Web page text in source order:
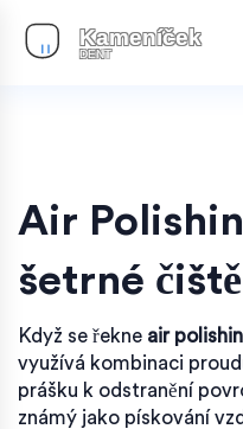
Air
šetrné
Když se řekne air
využívá kombinaci
prášku k odstranění
známý jako pískování